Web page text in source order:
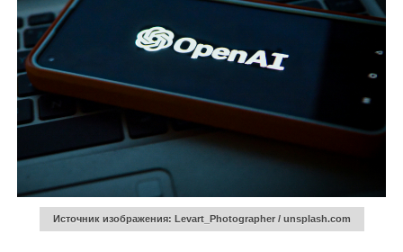
Источник изображения: Levart_Photographer / unsplash.com